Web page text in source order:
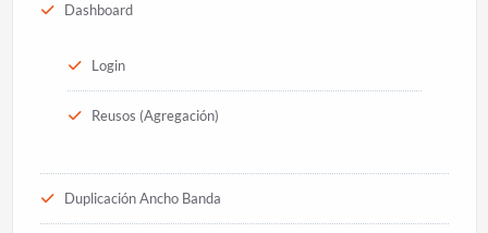
Dashboard
Login
Reusos (Agregación)
Duplicación Ancho Banda